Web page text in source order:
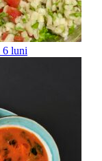
6 luni